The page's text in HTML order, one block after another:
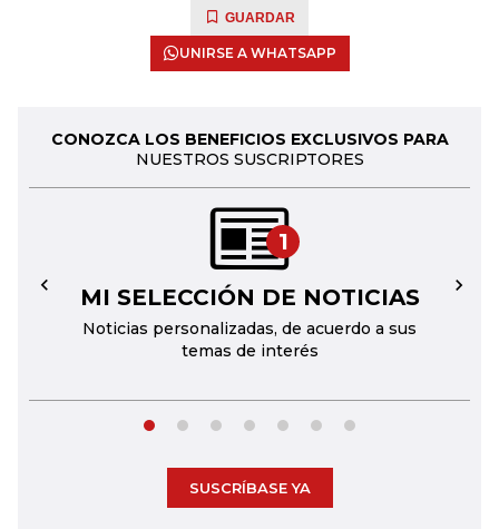
GUARDAR
UNIRSE A WHATSAPP
CONOZCA LOS BENEFICIOS EXCLUSIVOS PARA
NUESTROS SUSCRIPTORES
1
MI SELECCIÓN DE NOTICIAS
Noticias personalizadas, de acuerdo a sus
temas de interés
← →
SUSCRÍBASE YA